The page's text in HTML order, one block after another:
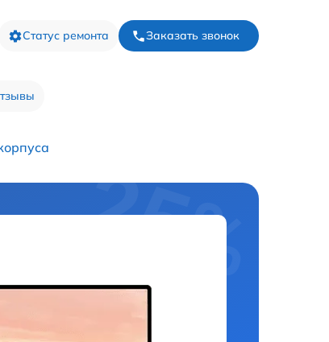
Статус ремонта Заказать звонок